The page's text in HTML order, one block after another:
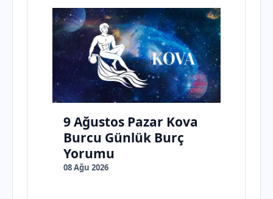
9 Ağustos Pazar Kova
Burcu Günlük Burç
Yorumu
08 Ağu 2026